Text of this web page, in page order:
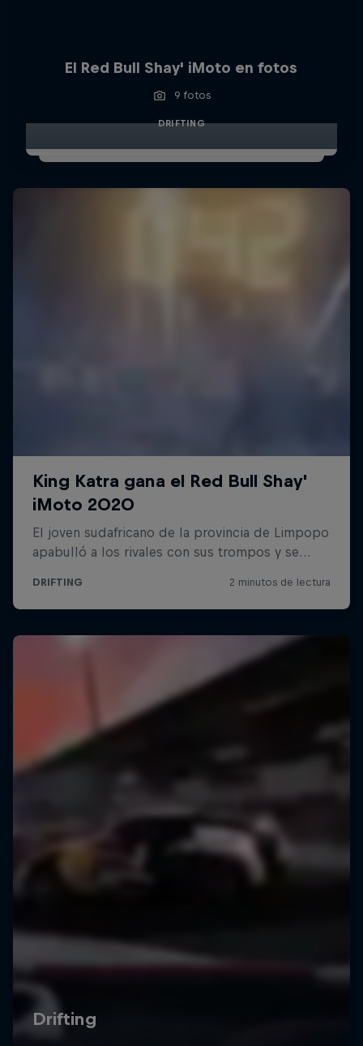
El Red Bull Shay' iMoto en fotos
9 fotos
DRIFTING